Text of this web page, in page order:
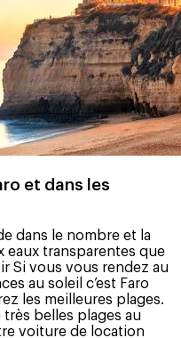
et dans les
dans le nombre et la
eaux transparentes que
Si vous vous rendez au
au soleil c’est Faro
les meilleures plages.
belles plages au
voiture de location